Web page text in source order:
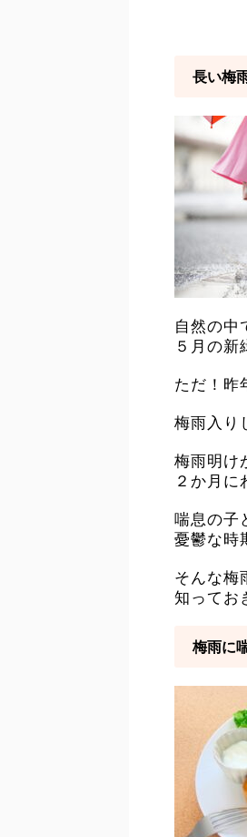
長い梅
自然の中
５月の
ただ！昨
梅雨入り
梅雨明け
２か月に
喘息の子
憂鬱な時
そんな梅
知ってお
梅雨に